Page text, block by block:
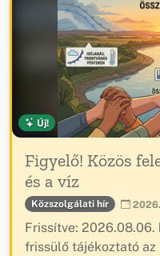
Új!
Figyelő! Közös
és a víz
Közszolgálati hír
Frissítve: 2026.08.06.
frissülő tájékoztató az